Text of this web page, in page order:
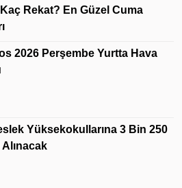
Kaç Rekat? En Güzel Cuma
2026 Perşembe Yurtta Hava
Yüksekokullarına 3 Bin 250